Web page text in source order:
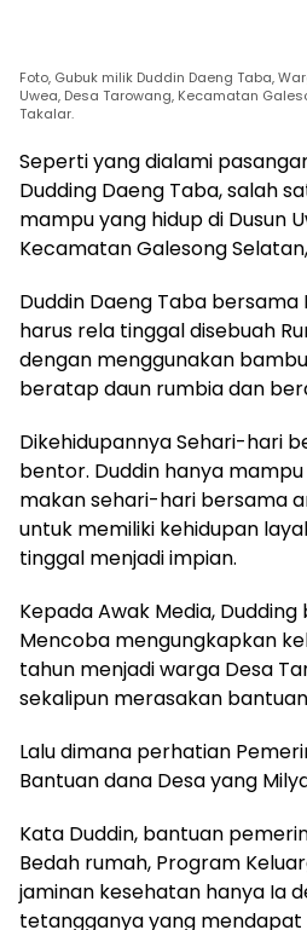
Foto, Gubuk milik Duddin Daeng Taba,
Uwea, Desa Tarowang, Kecamatan
Takalar.
Seperti yang dialami
Dudding Daeng Taba, salah
mampu yang hidup di Dusun
Kecamatan Galesong
Duddin Daeng Taba
harus rela tinggal disebuah
dengan menggunakan
beratap daun rumbia dan
Dikehidupannya Sehari-hari
bentor. Duddin hanya
makan sehari-hari bersama
untuk memiliki kehidupan
tinggal menjadi impian.
Kepada Awak Media,
Mencoba mengungkapkan
tahun menjadi warga Desa
sekalipun merasakan
Lalu dimana perhatian
Bantuan dana Desa yang
Kata Duddin, bantuan
Bedah rumah, Program
jaminan kesehatan hanya Ia
tetangganya yang mendapat